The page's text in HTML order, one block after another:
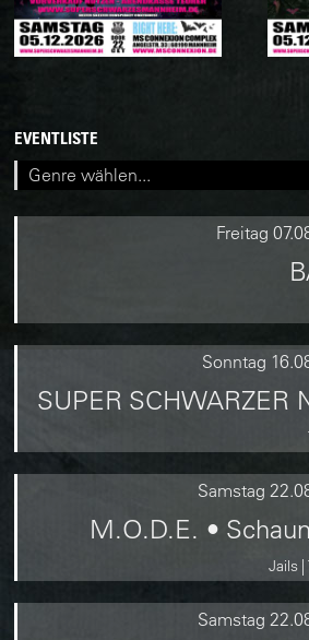
EVENTLISTE
Freitag
Sonntag
SUPER SCHWARZER
Samstag
M.O.D.E. •
Jails
Samstag